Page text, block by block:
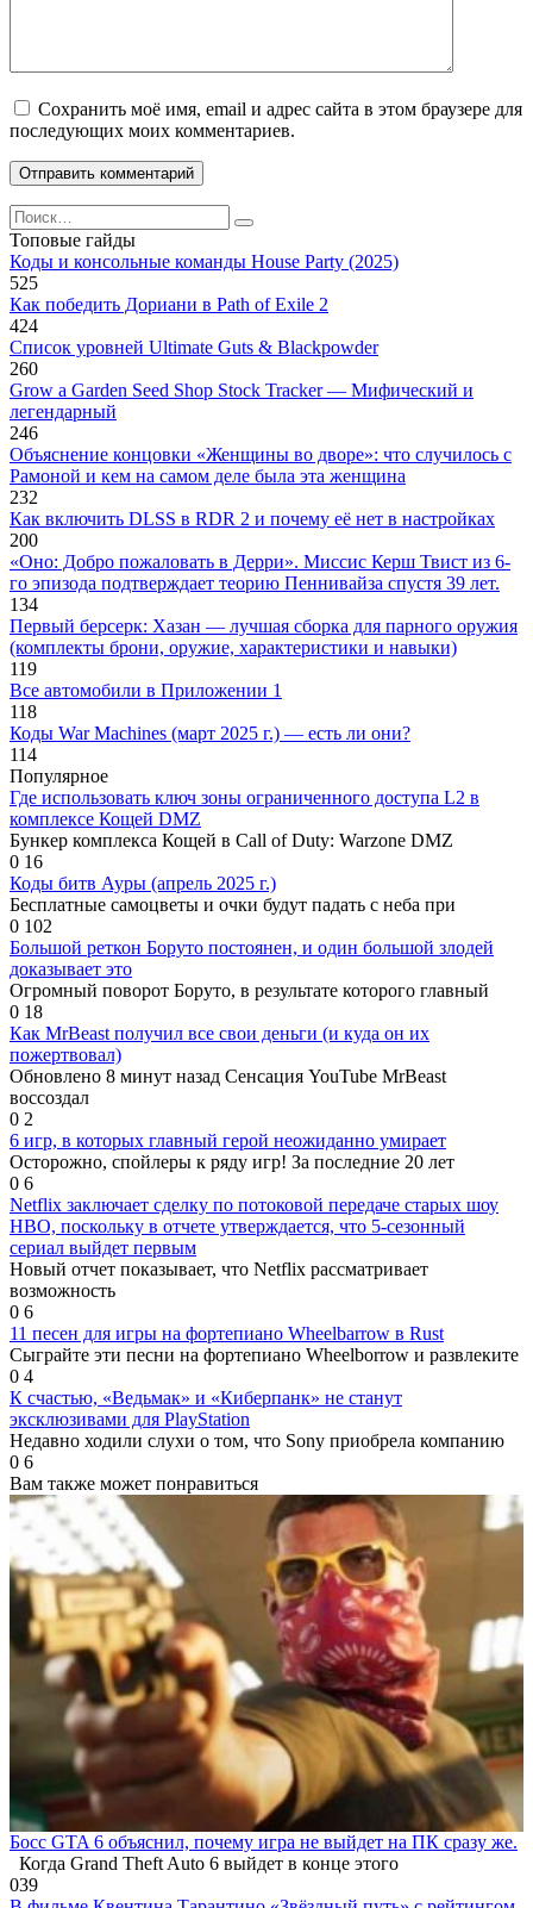
Сохранить моё имя, email и адрес сайта в этом браузере для
последующих моих комментариев.
Search
for:
Топовые гайды
Коды и консольные команды House Party (2025)
525
Как победить Дориани в Path of Exile 2
424
Список уровней Ultimate Guts & Blackpowder
260
Grow a Garden Seed Shop Stock Tracker — Мифический и
легендарный
246
Объяснение концовки «Женщины во дворе»: что случилось с
Рамоной и кем на самом деле была эта женщина
232
Как включить DLSS в RDR 2 и почему её нет в настройках
200
«Оно: Добро пожаловать в Дерри». Миссис Керш Твист из 6-
го эпизода подтверждает теорию Пеннивайза спустя 39 лет.
134
Первый берсерк: Хазан — лучшая сборка для парного оружия
(комплекты брони, оружие, характеристики и навыки)
119
Все автомобили в Приложении 1
118
Коды War Machines (март 2025 г.) — есть ли они?
114
Популярное
Где использовать ключ зоны ограниченного доступа L2 в
комплексе Кощей DMZ
Бункер комплекса Кощей в Call of Duty: Warzone DMZ
0 16
Коды битв Ауры (апрель 2025 г.)
Бесплатные самоцветы и очки будут падать с неба при
0 102
Большой реткон Боруто постоянен, и один большой злодей
доказывает это
Огромный поворот Боруто, в результате которого главный
0 18
Как MrBeast получил все свои деньги (и куда он их
пожертвовал)
Обновлено 8 минут назад Сенсация YouTube MrBeast
воссоздал
0 2
6 игр, в которых главный герой неожиданно умирает
Осторожно, спойлеры к ряду игр! За последние 20 лет
0 6
Netflix заключает сделку по потоковой передаче старых шоу
HBO, поскольку в отчете утверждается, что 5-сезонный
сериал выйдет первым
Новый отчет показывает, что Netflix рассматривает
возможность
0 6
11 песен для игры на фортепиано Wheelbarrow в Rust
Сыграйте эти песни на фортепиано Wheelborrow и развлеките
0 4
К счастью, «Ведьмак» и «Киберпанк» не станут
эксклюзивами для PlayStation
Недавно ходили слухи о том, что Sony приобрела компанию
0 6
Вам также может понравиться
Босс GTA 6 объяснил, почему игра не выйдет на ПК сразу же.
Когда Grand Theft Auto 6 выйдет в конце этого
039